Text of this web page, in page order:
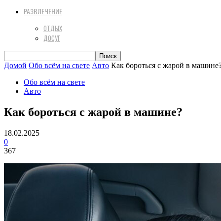
РАЗВЛЕЧЕНИЕ
ОТДЫХ
ДОСУГ
Домой Обо всём на свете Авто Как бороться с жарой в
Обо всём на свете
Авто
Как бороться с жарой в машине?
18.02.2025
0
367